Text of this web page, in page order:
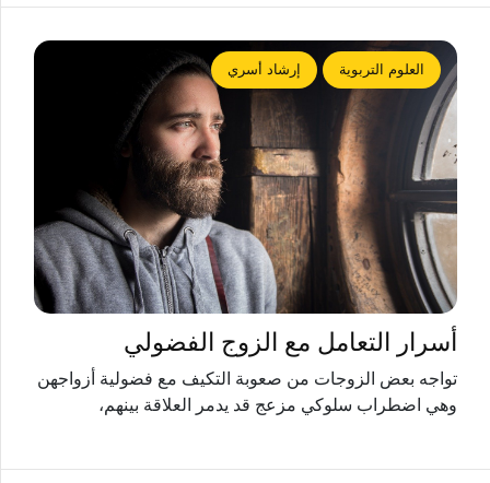
العلوم التربوية إرشاد أسري
أسرار التعامل مع الزوج الفضولي
تواجه بعض الزوجات من صعوبة التكيف مع فضولية أزواجهن
وهي اضطراب سلوكي مزعج قد يدمر العلاقة بينهم،